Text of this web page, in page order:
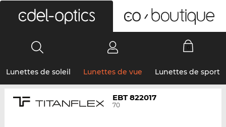
Lunettes de soleil Lunettes de vue Lunettes de sport
EBT 822017
70